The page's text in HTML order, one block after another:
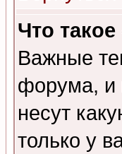
Что
Важные
форума, и
несут
только у